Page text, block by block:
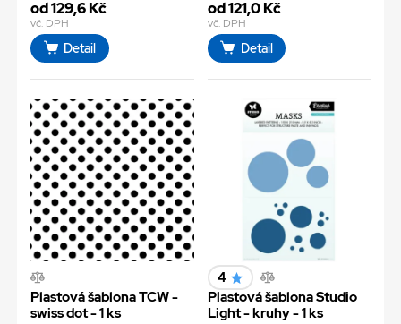
od 129,6 Kč
vč. DPH
Detail
od 121,0 Kč
vč. DPH
Detail
Plastová šablona TCW -
swiss dot - 1 ks
4
Plastová šablona Studio
Light - kruhy - 1 ks